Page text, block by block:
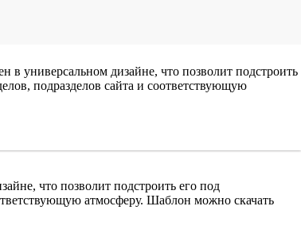
универсальном дизайне, что позволит подстроить
подразделов сайта и соответствующую
что позволит подстроить его под
атмосферу. Шаблон можно скачать